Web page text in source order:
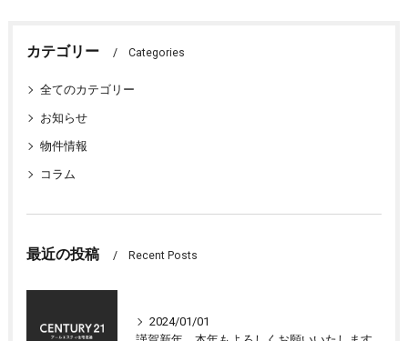
カテゴリー Categories
全てのカテゴリー
お知らせ
物件情報
コラム
最近の投稿 Recent Posts
2024/01/01